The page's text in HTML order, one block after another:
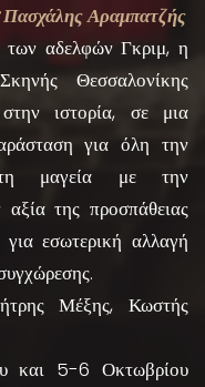
Αραμπατζής
των αδελφών Γκριμ, η
Θεσσαλονίκης
ιστορία, σε μια
για όλη την
τη μαγεία με την
της προσπάθειας
εσωτερική αλλαγή
Μέξης, Κωστής
και 5-6 Οκτωβρίου